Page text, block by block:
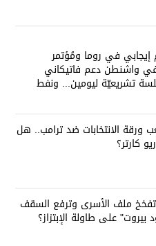
في روما ومُؤتمر
واشنطن دعم فاتيكاني
تشريعيّة ليومين... ونفط
ورقة الانتخابات ضد ترامب.. هل
كارتر؟
تفخخ ملف الأسرى وترفع السقف
بيروت" على طاولة الإبتزاز؟